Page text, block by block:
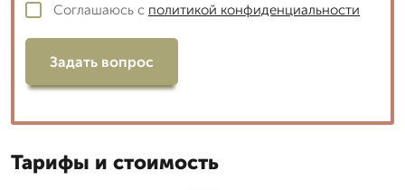
Соглашаюсь с политикой конфиденциальности
Задать вопрос
Тарифы и стоимость